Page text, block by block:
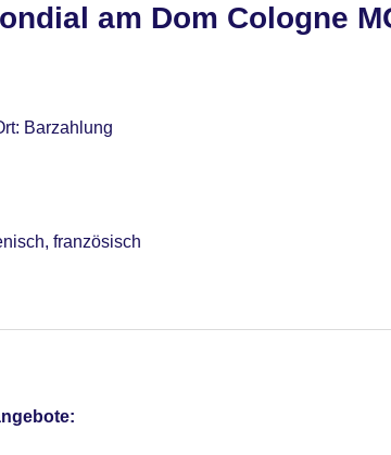
am Dom Cologne
Barzahlung
französisch
Gebühr
notwendig, Katze erlaubt: gegen Gebühr,
Tagungsräume, Tageslicht, Coffee